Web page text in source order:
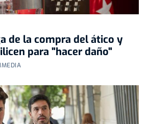
de la compra del ático y
para "hacer daño"